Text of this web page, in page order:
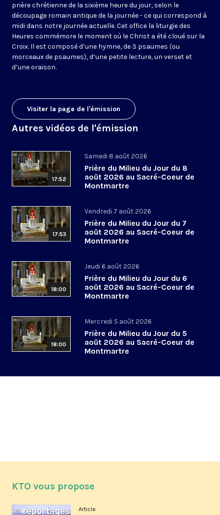
prière chrétienne de la sixième heure du jour, selon le
découpage romain antique de la journée - ce qui correspond à
midi dans notre journée actuelle. Cet office la liturgie des
Heures commémore le moment où le Christ a été cloué sur la
Croix. Il est composé d’une hymne, de 3 psaumes (ou
morceaux de psaumes), d’une petite lecture, un verset et
d’une oraison.
Visiter la page de l'émission
Autres vidéos de l'émission
17:52
Samedi 8 août 2026
Prière du Milieu du Jour du 8
août 2026 au Sacré-Coeur de
Montmartre
17:53
Vendredi 7 août 2026
Prière du Milieu du Jour du 7
août 2026 au Sacré-Coeur de
Montmartre
18:00
Jeudi 6 août 2026
Prière du Milieu du Jour du 6
août 2026 au Sacré-Coeur de
Montmartre
18:00
Mercredi 5 août 2026
Prière du Milieu du Jour du 5
août 2026 au Sacré-Coeur de
Montmartre
KTO vous propose
Article